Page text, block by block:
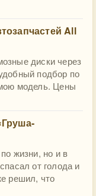
All
диски через
подбор по
модель. Цены
жизни, но и в
от голода и
решил, что